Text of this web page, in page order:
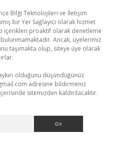
Bilgi Teknolojileri ve İletişim
bir Yer Sağlayıcı olarak hizmet
içerikleri proaktif olarak denetleme
Ancak, üyelerimiz
taşımakta olup, siteye üye olarak
olduğunu düşündüğünüz
adresine bildirmeniz
sitemizden kaldırılacaktır.